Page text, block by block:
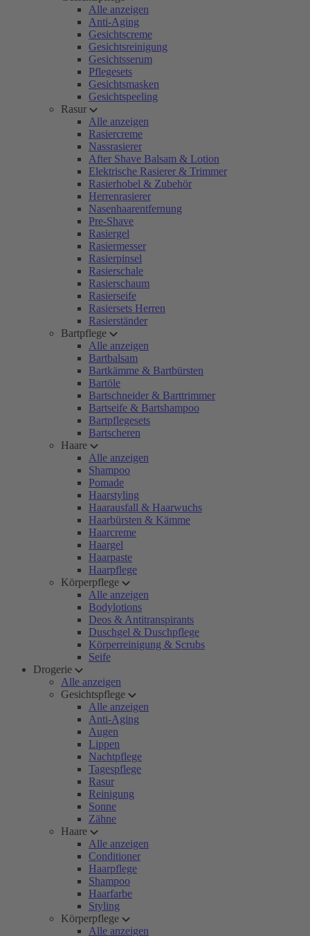
Alle anzeigen
Anti-Aging
Gesichtscreme
Gesichtsreinigung
Gesichtsserum
Pflegesets
Gesichtsmasken
Gesichtspeeling
Rasur
Alle anzeigen
Rasiercreme
Nassrasierer
After Shave Balsam & Lotion
Elektrische Rasierer & Trimmer
Rasierhobel & Zubehör
Herrenrasierer
Nasenhaarentfernung
Pre-Shave
Rasiergel
Rasiermesser
Rasierpinsel
Rasierschale
Rasierschaum
Rasierseife
Rasiersets Herren
Rasierständer
Bartpflege
Alle anzeigen
Bartbalsam
Bartkämme & Bartbürsten
Bartöle
Bartschneider & Barttrimmer
Bartseife & Bartshampoo
Bartpflegesets
Bartscheren
Haare
Alle anzeigen
Shampoo
Pomade
Haarstyling
Haarausfall & Haarwuchs
Haarbürsten & Kämme
Haarcreme
Haargel
Haarpaste
Haarpflege
Körperpflege
Alle anzeigen
Bodylotions
Deos & Antitranspirants
Duschgel & Duschpflege
Körperreinigung & Scrubs
Seife
Drogerie
Alle anzeigen
Gesichtspflege
Alle anzeigen
Anti-Aging
Augen
Lippen
Nachtpflege
Tagespflege
Rasur
Reinigung
Sonne
Zähne
Haare
Alle anzeigen
Conditioner
Haarpflege
Shampoo
Haarfarbe
Styling
Körperpflege
Alle anzeigen